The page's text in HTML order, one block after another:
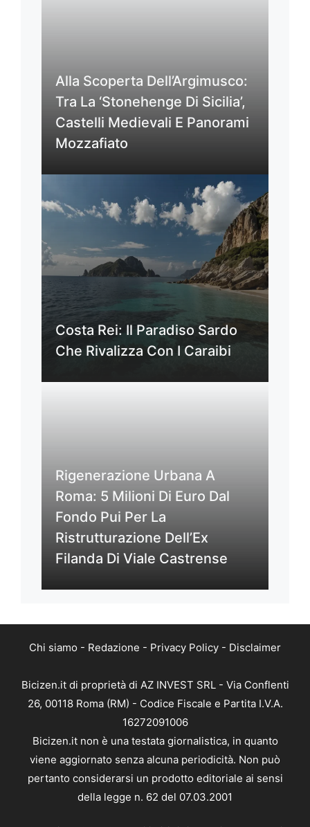
Alla Scoperta Dell’Argimusco:
Tra La ‘Stonehenge Di Sicilia’,
Castelli Medievali E Panorami
Mozzafiato
Costa Rei: Il Paradiso Sardo
Che Rivalizza Con I Caraibi
Rigenerazione Urbana A
Roma: 5 Milioni Di Euro Dal
Fondo Pui Per La
Ristrutturazione Dell’Ex
Filanda Di Viale Castrense
Chi siamo - Redazione - Privacy Policy - Disclaimer
Bicizen.it di proprietà di AZ INVEST SRL - Via Conflenti
26, 00118 Roma (RM) - Codice Fiscale e Partita I.V.A.
16272091006
Bicizen.it non è una testata giornalistica, in quanto
viene aggiornato senza alcuna periodicità. Non può
pertanto considerarsi un prodotto editoriale ai sensi
della legge n. 62 del 07.03.2001